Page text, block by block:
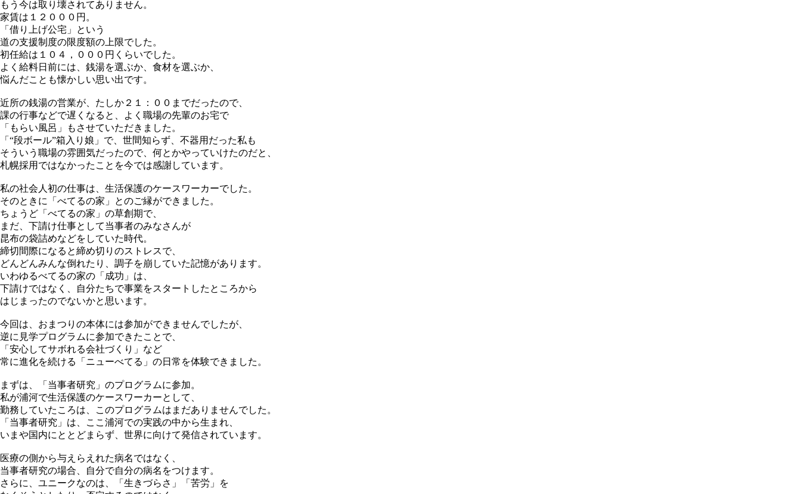
もう今は取り壊されてありません。
家賃は１２０００円。
「借り上げ公宅」という
道の支援制度の限度額の上限でした。
初任給は１０４，０００円くらいでした。
よく給料日前には、銭湯を選ぶか、食材を選ぶか、
悩んだことも懐かしい思い出です。
近所の銭湯の営業が、たしか２１：００までだったので、
課の行事などで遅くなると、よく職場の先輩のお宅で
「もらい風呂」もさせていただきました。
「“段ボール”箱入り娘」で、世間知らず、不器用だった私も
そういう職場の雰囲気だったので、何とかやっていけたのだと、
札幌採用ではなかったことを今では感謝しています。
私の社会人初の仕事は、生活保護のケースワーカーでした。
そのときに「べてるの家」とのご縁ができました。
ちょうど「べてるの家」の草創期で、
まだ、下請け仕事として当事者のみなさんが
昆布の袋詰めなどをしていた時代。
締切間際になると締め切りのストレスで、
どんどんみんな倒れたり、調子を崩していた記憶があります。
いわゆるべてるの家の「成功」は、
下請けではなく、自分たちで事業をスタートしたところから
はじまったのでないかと思います。
今回は、おまつりの本体には参加ができませんでしたが、
逆に見学プログラムに参加できたことで、
「安心してサボれる会社づくり」など
常に進化を続ける「ニューべてる」の日常を体験できました。
まずは、「当事者研究」のプログラムに参加。
私が浦河で生活保護のケースワーカーとして、
勤務していたころは、このプログラムはまだありませんでした。
「当事者研究」は、ここ浦河での実践の中から生まれ、
いまや国内にととどまらず、世界に向けて発信されています。
医療の側から与えらえれた病名ではなく、
当事者研究の場合、自分で自分の病名をつけます。
さらに、ユニークなのは、「生きづらさ」「苦労」を